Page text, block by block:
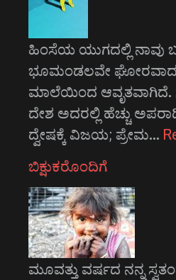
ಹಿಂಸೆಯ ಯುಗದಲ್ಲಿ ನಾವು
ಭೂಮಂಡಲವೇ ಘೋರವಾದ
ಮಾಲೆಯಿಂದ ಆವೃತವಾಗಿದೆ.
ದೇಶ ಅದರಲ್ಲಿ ಹೆಚ್ಚು
ದ್ವೇಷಕ್ಕೆ ವಿಜಯ; ಪ್ರೇಮ…
ಬಿಕ್ಷುಕರೊಂದಿಗೆ
ಮೂವತ್ತು ವರ್ಷದ ನನ್ನ